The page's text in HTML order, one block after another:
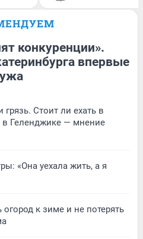
конкуренции».
впервые
Стоит ли ехать в
Геленджике — мнение
«Она уехала жить, а я
огород к зиме и не потерять